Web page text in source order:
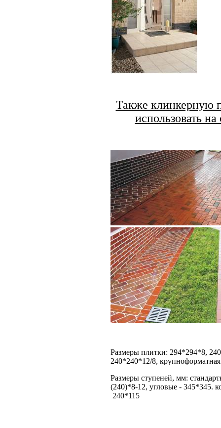
Также клинкерную
использовать
Размеры плитки: 294*294*8,
240*240*12/8,
Размеры ступеней, мм:
(240)*8-12, угловые - 345*345.
240*115